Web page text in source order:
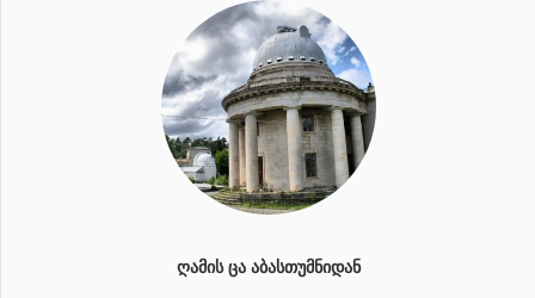
ᲦᲐᲛᲘᲡ ᲪᲐ ᲐᲑᲐᲡᲗᲣᲛᲜᲘᲓᲐᲜ